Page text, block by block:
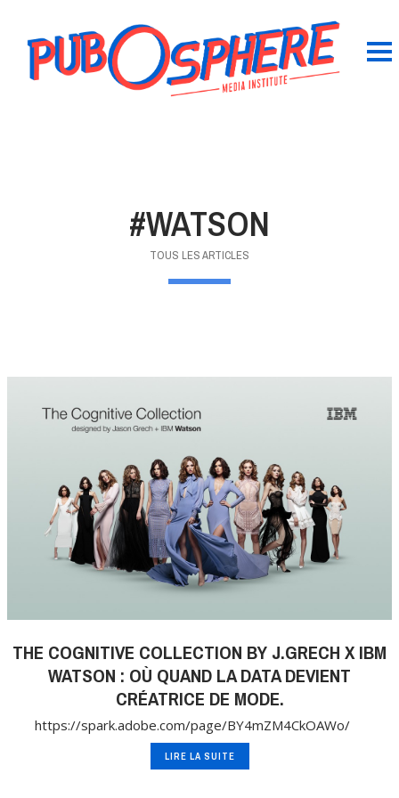
#WATSON
TOUS LES ARTICLES
THE COGNITIVE COLLECTION BY J.GRECH X IBM
WATSON : OÙ QUAND LA DATA DEVIENT
CRÉATRICE DE MODE.
https://spark.adobe.com/page/BY4mZM4CkOAWo/
LIRE LA SUITE